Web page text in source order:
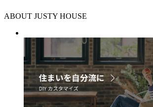
ABOUT JUSTY HOUSE